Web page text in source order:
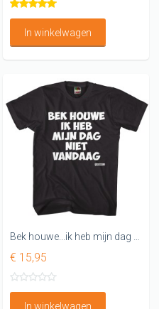
In winkelwagen
Bek houwe...ik heb mijn dag niet vandaag
€ 15,95
In winkelwagen